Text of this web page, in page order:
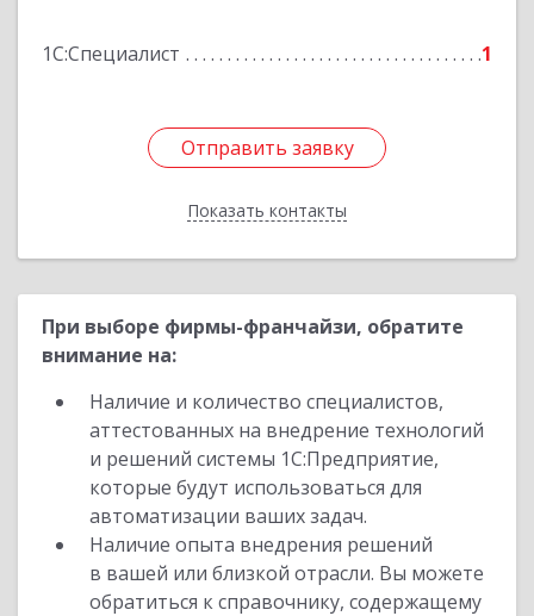
1С:Специалист 1
Отправить заявку
Показать контакты
Подробнее
Отправить заявку
Назад
При выборе фирмы-франчайзи, обратите
внимание на:
Наличие и количество специалистов,
аттестованных на внедрение технологий
и решений системы 1С:Предприятие,
которые будут использоваться для
автоматизации ваших задач.
Наличие опыта внедрения решений
в вашей или близкой отрасли. Вы можете
обратиться к справочнику, содержащему